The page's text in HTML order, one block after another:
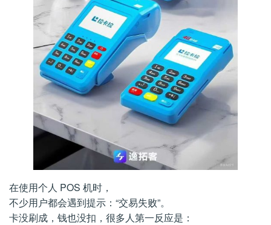
在使用个人 POS 机时，
不少用户都会遇到提示：“交易失败”。
卡没刷成，钱也没扣，很多人第一反应是：